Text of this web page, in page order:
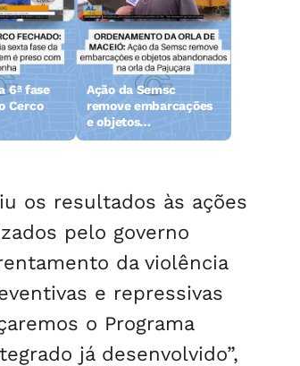
6ª fase
Cerco
Ação da Semsc
remove embarcações
e objetos
abandonados na orla
os resultados às ações
pelo governo
da violência
e repressivas
o Programa
já desenvolvido”,